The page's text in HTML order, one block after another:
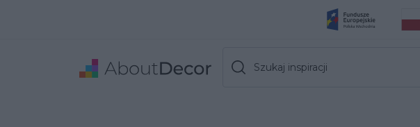
Szukaj inspiracji